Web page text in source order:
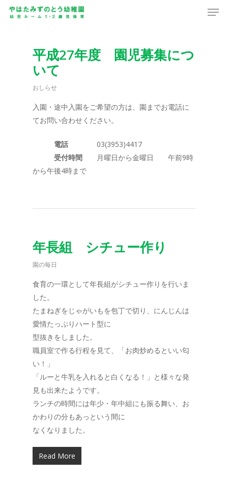
Skip
平成27年度 園児募集につ
いて
おしらせ
入園・途中入園をご希望の方は、園までお電話に
てお問い合わせください。
電話 03(3953)4417
受付時間 月曜日から金曜日 午前9時
から午後4時まで
年長組 シチュー作り
園の毎日
食育の一環として年長組がシチュー作りを行いま
した。
たまねぎをじゃがいもを包丁で切り、にんじんは
愛情たっぷりハート型に
型抜きをしました。
職員室で作る行程を見て、「お肉炒めるといい匂
い！」
「ルーと牛乳を入れると白くなる！」と様々な発
見も出来たようです。
ランチの時間には年少・年中組にも振る舞い、お
かわりの分もあっという間に
なくなりました。
Read More